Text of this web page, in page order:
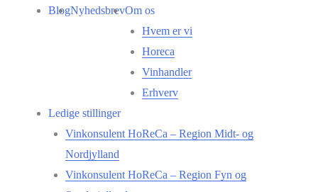
BlogNyhedsbrevOm os
Hvem er vi
Horeca
Vinhandler
Erhverv
Ledige stillinger
Vinkonsulent HoReCa – Region Midt- og
Nordjylland
Vinkonsulent HoReCa – Region Fyn og